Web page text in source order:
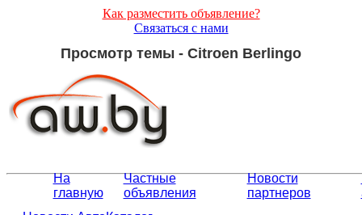
Как разместить объявление?
Связаться с нами
Просмотр темы - Citroen Berlingo
На
главную
Частные
объявления
Новости
партнеров